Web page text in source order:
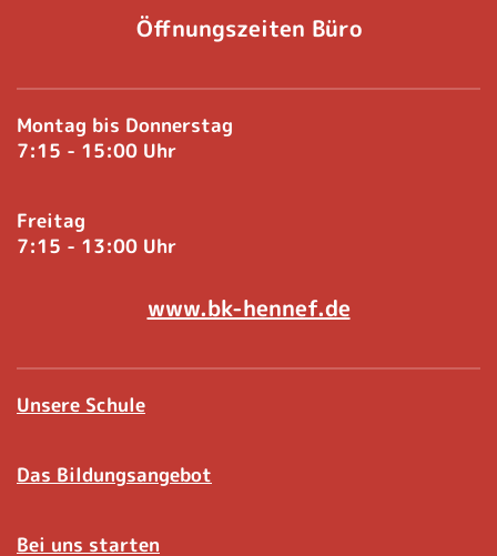
Öffnungszeiten Büro
Montag bis Donnerstag
7:15 - 15:00 Uhr
Freitag
7:15 - 13:00 Uhr
www.bk-hennef.de
Unsere Schule
Das Bildungsangebot
Bei uns starten